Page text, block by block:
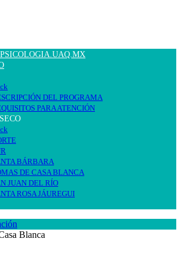
DEL PROGRAMA
PARA ATENCIÓN
BÁRBARA
DE CASA BLANCA
JUAN DEL RÍO
ROSA JÁUREGUI